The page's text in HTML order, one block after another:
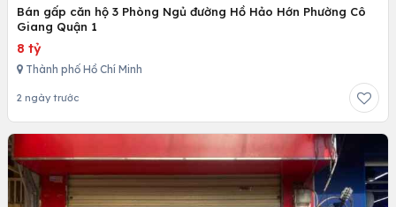
Bán gấp căn hộ 3 Phòng Ngủ đường Hồ Hảo Hớn Phường Cô
Giang Quận 1
8 tỷ
Thành phố Hồ Chí Minh
2 ngày trước